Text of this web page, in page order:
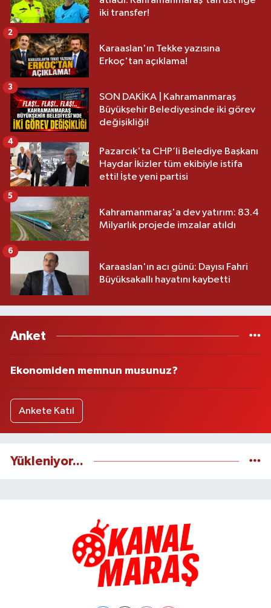
iki transfer!
Karaaslan'ın Tekke yazısına
Erkoç'tan açıklama!
2
SON DAKİKA | Kahramanmaraş
Büyükşehir Belediyesinde iki görev
değişikliği!
3
Pazarcık'ta CHP’li Belediye Başkanı
Haydar İkizler tüm ekibiyle istifa
etti! İşte yeni partisi
4
Kahramanmaraş'a dev yatırım: 83.4
Milyarlık projede imzalar atıldı
5
Karaaslan'ın acı günü: Dayısı Fahri
Büyüksakallı hayatını kaybetti
6
Anket
Ekonomiden memnun musunuz?
Ankete Katıl
Yükleniyor...